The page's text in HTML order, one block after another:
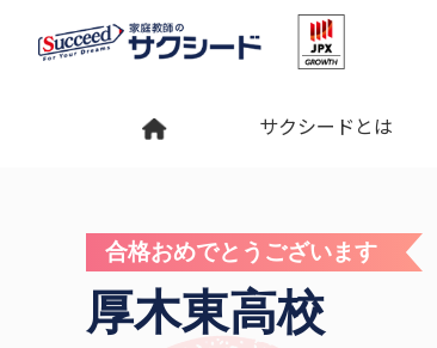
サクシードとは
合格おめでとう ございます
厚木東高校